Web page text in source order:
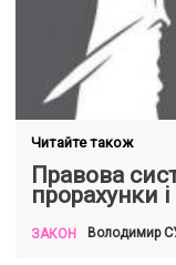
Читайте також
Правова
прорахунки
ЗАКОН Володимир